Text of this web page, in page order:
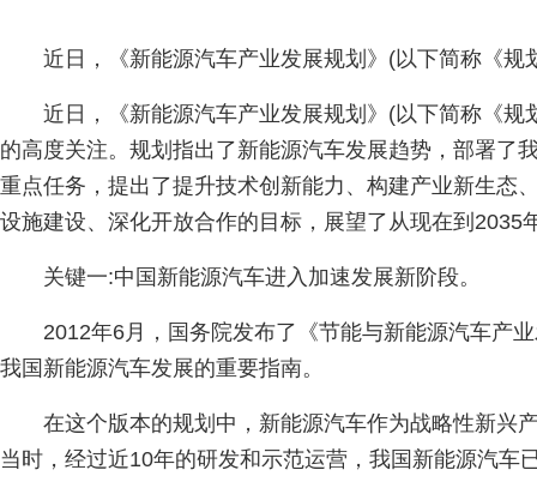
近日，《新能源汽车产业发展规划》(以下简称《规
近日，《新能源汽车产业发展规划》(以下简称《规
的高度关注。规划指出了新能源汽车发展趋势，部署了
重点任务，提出了提升技术创新能力、构建产业新生态
设施建设、深化开放合作的目标，展望了从现在到2035
关键一:中国新能源汽车进入加速发展新阶段。
2012年6月，国务院发布了《节能与新能源汽车产
我国新能源汽车发展的重要指南。
在这个版本的规划中，新能源汽车作为战略性新兴
当时，经过近10年的研发和示范运营，我国新能源汽车